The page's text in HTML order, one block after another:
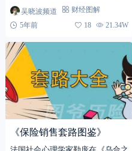
益的核心因素是资产配置。 ——
大卫·史文森 又是一年诺奖季节。
吴晓波频道
财经图解
5年前
18 21.34W
《保险销售套路图鉴》